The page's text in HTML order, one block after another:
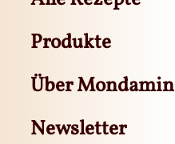
Produkte
Über Mondamin
Newsletter